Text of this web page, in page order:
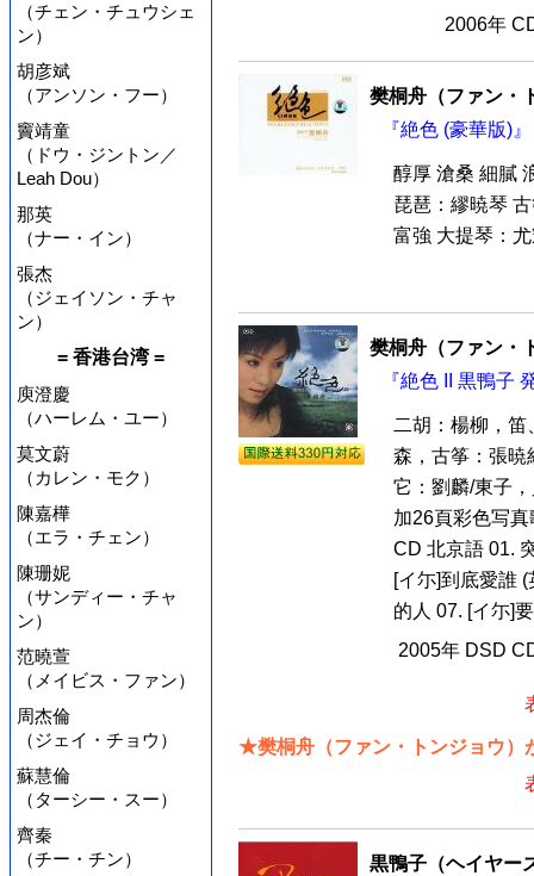
（チェン・チュウシェ
ン）
胡彦斌
（アンソン・フー）
竇靖童
（ドウ・ジントン／
Leah Dou）
那英
（ナー・イン）
張杰
（ジェイソン・チャ
ン）
= 香港台湾 =
庾澄慶
（ハーレム・ユー）
莫文蔚
（カレン・モク）
陳嘉樺
（エラ・チェン）
陳珊妮
（サンディー・チャ
ン）
范曉萱
（メイビス・ファン）
周杰倫
（ジェイ・チョウ）
蘇慧倫
（ターシー・スー）
齊秦
（チー・チン）
2006年
樊桐舟（ファン・
『絶色 (豪華版)
醇厚 滄桑 細膩
琵琶：繆暁琴
富強 大提琴：
樊桐舟（ファン・
『絶色 II 黒鴨子
二胡：楊柳，
森，古筝：張暁
它：劉麟/東子
加26頁彩色写真
CD 北京語 01.
[イ尓]到底愛誰
的人 07. [イ尓]
2005年 DSD
★樊桐舟（ファン・トンジョウ）
黒鴨子（ヘイヤー